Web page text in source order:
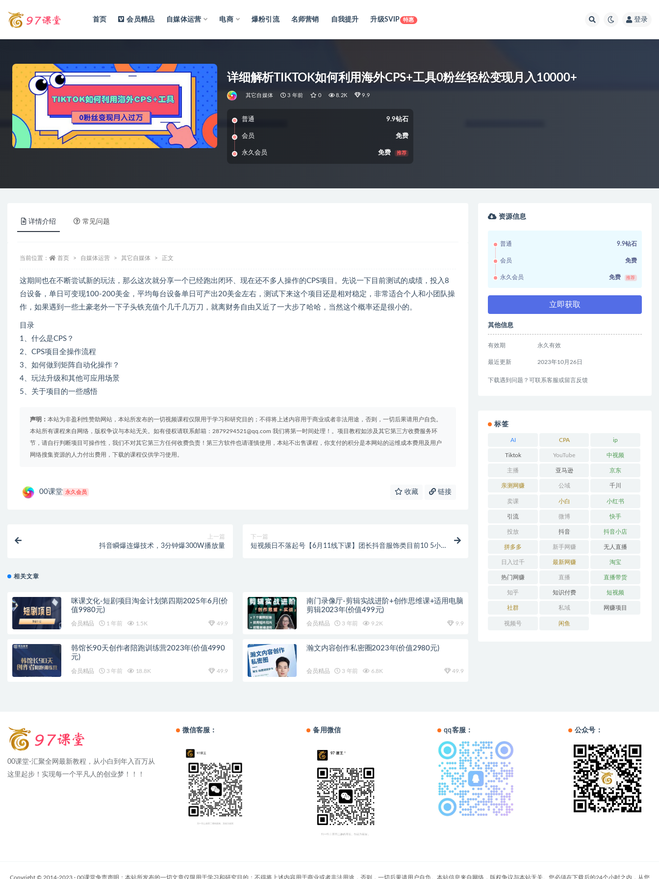
首页 会员精品 自媒体运营 电商 爆粉引流 名师营销 自我提升 升级SVIP 特惠 登录
详细解析TIKTOK如何利用海外CPS+工具0粉丝轻松变现月入10000+
其它自媒体 3 年前 0 8.2K 9.9
普通 9.9钻石
会员 免费
永久会员 免费 推荐
详情介绍 常见问题
当前位置： 首页 自媒体运营 其它自媒体 正文
这期间也在不断尝试新的玩法，那么这次就分享一个已经跑出闭环、现在还不多人操作的CPS项目。先说一下目前测试的成绩，投入8
台设备，单日可变现100-200美金，平均每台设备单日可产出20美金左右，测试下来这个项目还是相对稳定，非常适合个人和小团队操
作，如果遇到一些土豪老外一下子头铁充值个几千几万刀，就离财务自由又近了一大步了哈哈，当然这个概率还是很小的。
目录
1、什么是CPS？
2、CPS项目全操作流程
3、如何做到矩阵自动化操作？
4、玩法升级和其他可应用场景
5、关于项目的一些感悟
声明： 本站为非盈利性赞助网站，本站所发布的一切视频课程仅限用于学习和研究目的；不得将上述内容用于商业或者非法用途，否则，一切后果请用户自负。
本站所有课程来自网络，版权争议与本站无关。如有侵权请联系邮箱：2879294521@qq.com 我们将第一时间处理！。项目教程如涉及其它第三方收费服务环
节，请自行判断项目可操作性，我们不对其它第三方任何收费负责！第三方软件也请谨慎使用，本站不出售课程，你支付的积分是本网站的运维成本费用及用户
网络搜集资源的人力付出费用，下载的课程仅供学习使用。
00课堂 永久会员 收藏 链接
上一篇
抖音瞬爆连爆技术，3分钟爆300W播放量
下一篇
短视频日不落起号【6月11线下课】团长抖音服饰类目前10 5小
相关文章
咪课文化-短剧项目淘金计划第四期2025年6月(价
值9980元)
会员精品 1 年前 1.5K 49.9
南门录像厅-剪辑实战进阶+创作思维课+适用电脑
剪辑2023年(价值499元)
会员精品 3 年前 9.2K 9.9
韩馆长90天创作者陪跑训练营2023年(价值4990
元)
会员精品 3 年前 18.8K 49.9
瀚文内容创作私密圈2023年(价值2980元)
会员精品 3 年前 6.8K 49.9
资源信息
普通 9.9钻石
会员 免费
永久会员 免费 推荐
立即获取
其他信息
有效期 永久有效
最近更新 2023年10月26日
下载遇到问题？可联系客服或留言反馈
标签
AI CPA ip
Tiktok YouTube 中视频
主播 亚马逊 京东
亲测网赚 公域 千川
卖课 小白 小红书
引流 微博 快手
投放 抖音 抖音小店
拼多多 新手网赚 无人直播
日入过千 最新网赚 淘宝
热门网赚 直播 直播带货
知乎 知识付费 短视频
社群 私域 网赚项目
视频号 闲鱼
00课堂-汇聚全网最新教程，从小白到年入百万从
这里起步！实现每一个平凡人的创业梦！！！
微信客服： 备用微信 qq客服： 公众号：
Copyright © 2014-2023 · 00课堂免责声明：本站所发布的一切文章仅限用于学习和研究目的；不得将上述内容用于商业或者非法用途，否则，一切后果请用户自负。本站信息来自网络，版权争议与本站无关。您必须在下载后的24个小时之内，从您